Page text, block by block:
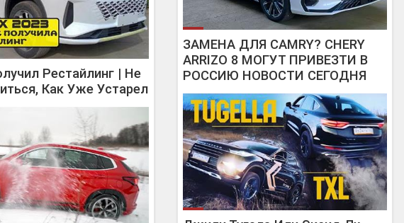
Рестайлинг | Не
Как Уже Устарел
ЗАМЕНА ДЛЯ CAMRY? CHERY
ARRIZO 8 МОГУТ ПРИВЕЗТИ В
РОССИЮ НОВОСТИ СЕГОДНЯ